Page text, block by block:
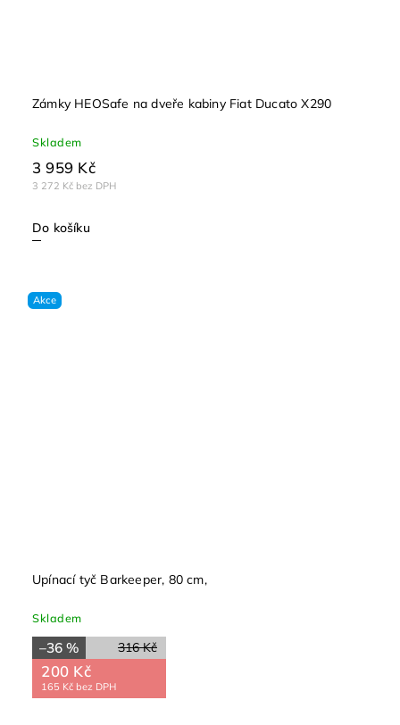
Zámky HEOSafe na dveře kabiny Fiat Ducato X290
Skladem
3 272 Kč bez DPH
3 959 Kč
Do košíku
Akce
Upínací tyč Barkeeper, 80 cm,
Skladem
316 Kč
–36 %
200 Kč
165 Kč bez DPH